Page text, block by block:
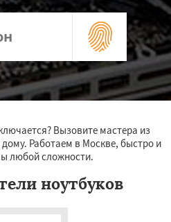
Вызовите мастера из
дому. Работаем в Москве, быстро и
любой сложности.
ноутбуков